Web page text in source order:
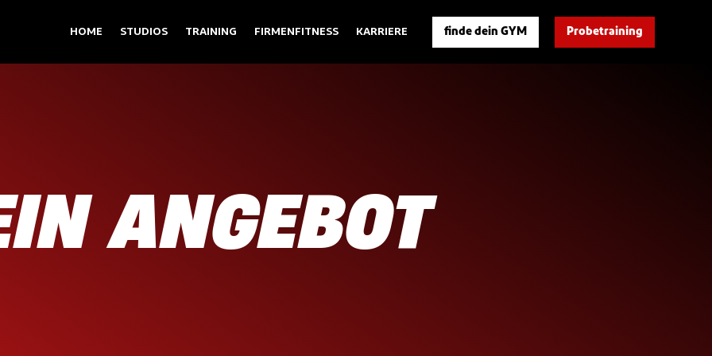
HOME STUDIOS TRAINING FIRMENFITNESS KARRIERE finde dein GYM Probetraining
ANGEBOT